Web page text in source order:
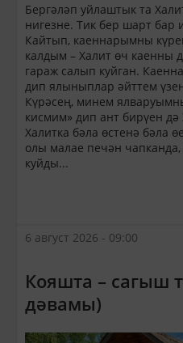
Бергәләп уйлаштык та
нигезне. Тик бер шарт бар
Кайтып, каеннарымны
калдым – Халит өч каенны
гараж салып куйган.
дип ялыныплар әйттем
Күрәсең, минем
кисмим» дип ант бирүен
Халитка бәла өстенә бәла
олы малае печән
куйды...
6 август 2026 - 09:00
Кояшта – сагыш
дәвамы)